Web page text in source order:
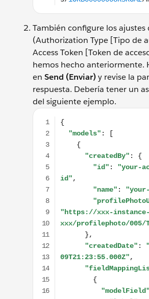
También configure los
(Authorization Type [Tipo de
Access Token [Token de
hemos hecho anteriormente.
en Send (Enviar)y revise la
respuesta. Debería tener un
del siguiente ejemplo.
{ "models": [ { "createdBy": {